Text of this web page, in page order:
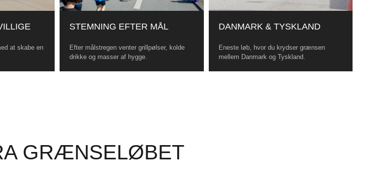
at skabe en
STEMNING EFTER MÅL
Efter målstregen venter grillpølser, kolde
drikke og masser af hygge.
DANMARK & TYSKLAND
Eneste løb, hvor du krydser grænsen
mellem Danmark og Tyskland.
GRÆNSELØBET